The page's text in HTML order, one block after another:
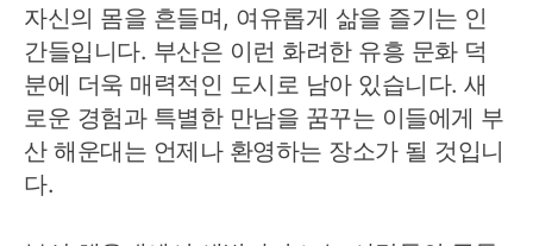
자신의 몸을 흔들며, 여유롭게 삶을 즐기는 인
간들입니다. 부산은 이런 화려한 유흥 문화 덕
분에 더욱 매력적인 도시로 남아 있습니다. 새
로운 경험과 특별한 만남을 꿈꾸는 이들에게 부
산 해운대는 언제나 환영하는 장소가 될 것입니
다.